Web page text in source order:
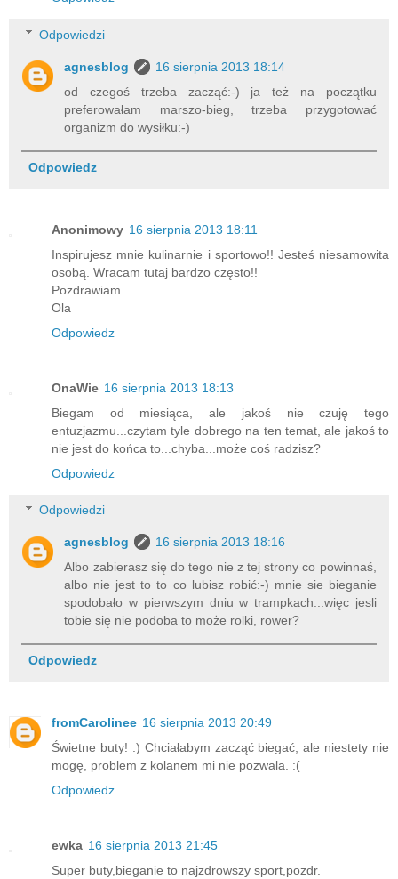
Odpowiedzi
agnesblog
16 sierpnia 2013 18:14
od czegoś trzeba zacząć:-) ja też na początku
preferowałam marszo-bieg, trzeba przygotować
organizm do wysiłku:-)
Odpowiedz
Anonimowy 16 sierpnia 2013 18:11
Inspirujesz mnie kulinarnie i sportowo!! Jesteś niesamowita
osobą. Wracam tutaj bardzo często!!
Pozdrawiam
Ola
Odpowiedz
OnaWie 16 sierpnia 2013 18:13
Biegam od miesiąca, ale jakoś nie czuję tego
entuzjazmu...czytam tyle dobrego na ten temat, ale jakoś to
nie jest do końca to...chyba...może coś radzisz?
Odpowiedz
Odpowiedzi
agnesblog
16 sierpnia 2013 18:16
Albo zabierasz się do tego nie z tej strony co powinnaś,
albo nie jest to to co lubisz robić:-) mnie sie bieganie
spodobało w pierwszym dniu w trampkach...więc jesli
tobie się nie podoba to może rolki, rower?
Odpowiedz
fromCarolinee 16 sierpnia 2013 20:49
Świetne buty! :) Chciałabym zacząć biegać, ale niestety nie
mogę, problem z kolanem mi nie pozwala. :(
Odpowiedz
ewka 16 sierpnia 2013 21:45
Super buty,bieganie to najzdrowszy sport,pozdr.